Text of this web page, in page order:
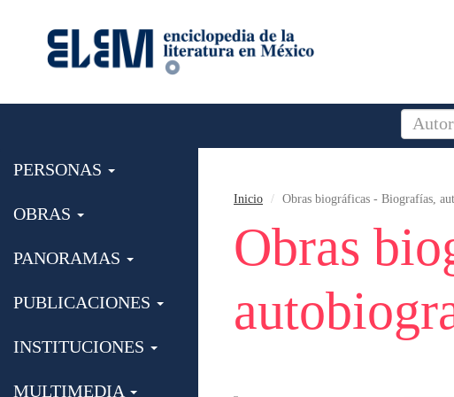
PERSONAS
OBRAS
PANORAMAS
PUBLICACIONES
INSTITUCIONES
MULTIMEDIA
Inicio Obras biográficas - Biografías,
Obras